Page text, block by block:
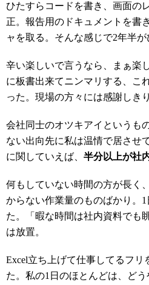
ひたすらコードを書き、画面の
正。報告用のドキュメントを書
ャを取る。そんな感じで2年半が
辛い楽しいで言うなら、まぁ楽
に板書出来てニンマリする、こ
った。現場の方々には感謝しき
会社同士のオツキアイというも
ない出向先に私は温情で居させ
に関していえば、 半分以上が社
何もしていない時間の方が長く
からない作業量のものばかり。
た。「暇な時間は社内資料でも
は放置。
Excel立ち上げて仕事してるフリ
た。私の1日のほとんどは、ど